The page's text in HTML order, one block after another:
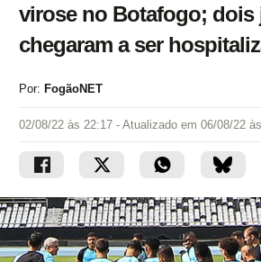
virose no Botafogo; dois
chegaram a ser
Por: FogãoNET
02/08/22 às 22:17 - Atualizado em 06/08/22